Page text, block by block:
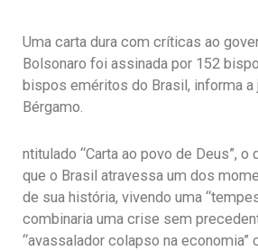
Uma carta dura com críticas ao
Bolsonaro foi assinada por 152
bispos eméritos do Brasil, informa
Bérgamo.
ntitulado “Carta ao povo de Deus”,
que o Brasil atravessa um dos
de sua história, vivendo uma
combinaria uma crise sem
“avassalador colapso na economia”